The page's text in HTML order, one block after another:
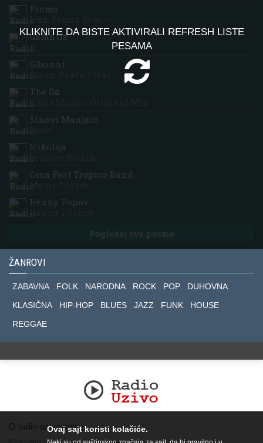
KLIKNITE DA BISTE AKTIVIRALI REFRESH LISTE
PESAMA
Promo
Lmk Pesma Leta ~
Galantis
X
Gibonni
Činim Pravu Stvar
The Dø
Cigar Mambo Original Mix
Sinovi Manjace
Djedo
Nikolija
Drugovi Budale
Ceca Feat Tropico Band
Metar Odavde
Henny Popov
Henny I Popov
Pogledaj sve pesme
ŽANROVI
ZABAVNA FOLK NARODNA ROCK POP
DUHOVNA
KLASIČNA
HIP-HOP BLUES JAZZ FUNK
HOUSE
REGGAE
O radio-uzivo.comOvaj sajt koristi kolačiće.